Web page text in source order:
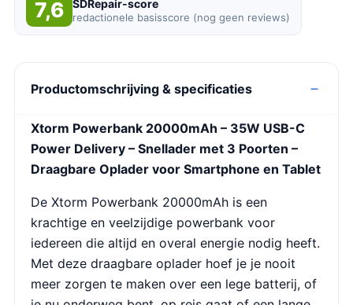
7,6 SDRepair-score
redactionele basisscore (nog geen reviews)
Productomschrijving & specificaties
Xtorm Powerbank 20000mAh – 35W USB-C
Power Delivery – Snellader met 3 Poorten –
Draagbare Oplader voor Smartphone en Tablet
De Xtorm Powerbank 20000mAh is een
krachtige en veelzijdige powerbank voor
iedereen die altijd en overal energie nodig heeft.
Met deze draagbare oplader hoef je je nooit
meer zorgen te maken over een lege batterij, of